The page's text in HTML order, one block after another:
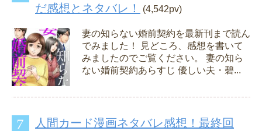
だ感想とネタバレ！
(4,542pv)
妻の知らない婚前契約を最新刊まで読ん
でみました！ 見どころ、感想を書いて
みましたのでご覧ください。 妻の知ら
ない婚前契約あらすじ 優しい夫・碧...
人間カード漫画ネタバレ感想！最終回